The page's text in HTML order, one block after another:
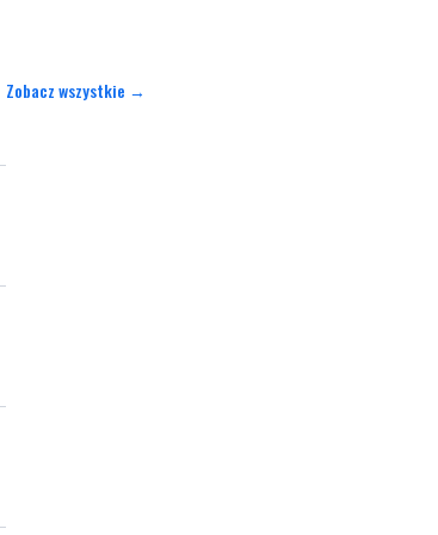
Zobacz wszystkie →